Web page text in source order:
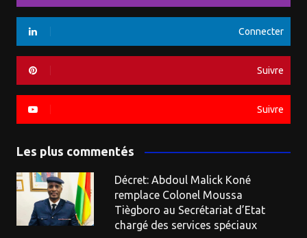
Connecter
Suivre
Suivre
Les plus commentés
Décret: Abdoul Malick Koné
remplace Colonel Moussa
Tiègboro au Secrétariat d’Etat
chargé des services spéciaux